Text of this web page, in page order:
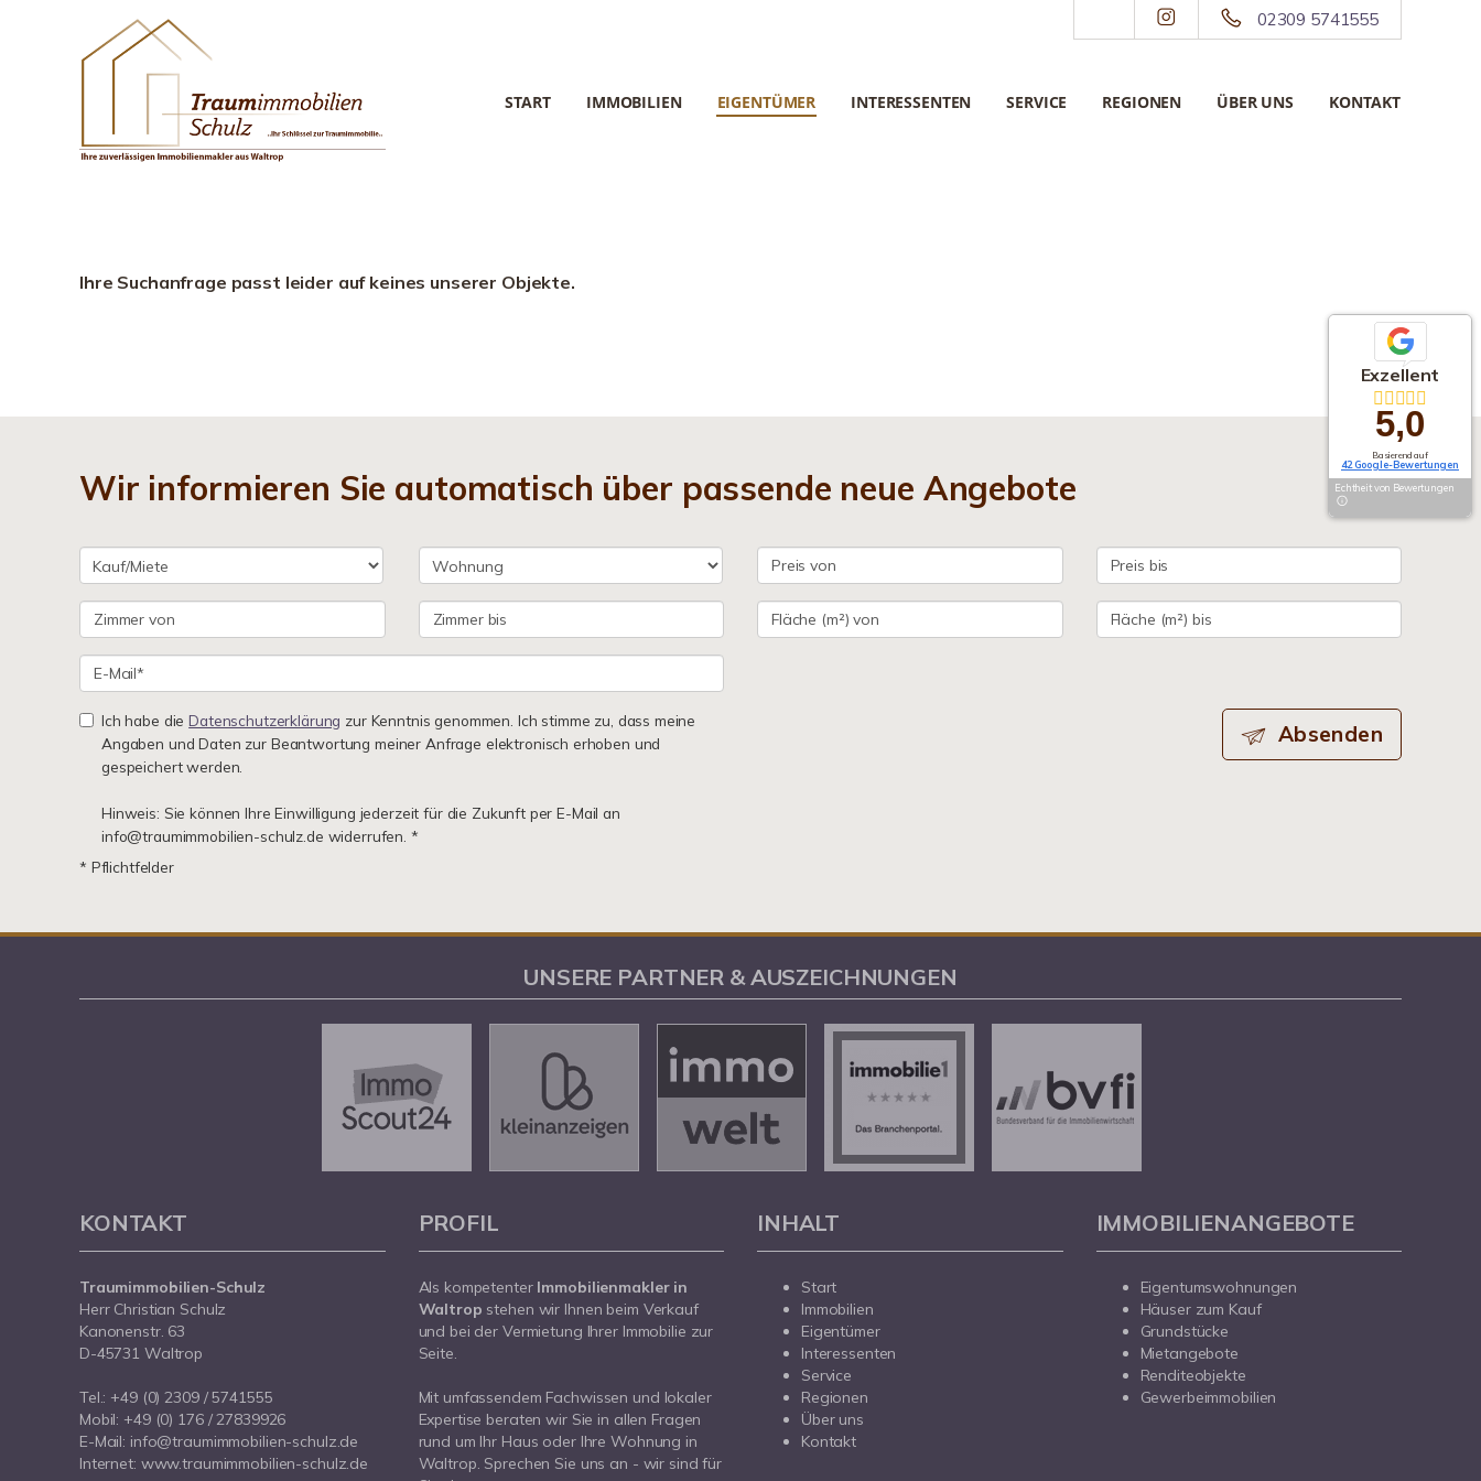
02309 5741555
START IMMOBILIEN EIGENTÜMER INTERESSENTEN SERVICE REGIONEN ÜBER UNS KONTAKT
Ihre Suchanfrage passt leider auf keines unserer Objekte.
Wir informieren Sie automatisch über passende neue Angebote
Ich habe dieDatenschutzerklärung zur Kenntnis genommen. Ich stimme zu, dass meine
Angaben und Daten zur Beantwortung meiner Anfrage elektronisch erhoben und
gespeichert werden.
Hinweis: Sie können Ihre Einwilligung jederzeit für die Zukunft per E-Mail an
info@traumimmobilien-schulz.de widerrufen. *
* Pflichtfelder
Absenden
Exzellent
5,0
Basierend auf
42 Google-Bewertungen
Echtheit von Bewertungen
UNSERE PARTNER & AUSZEICHNUNGEN
KONTAKT
Traumimmobilien-Schulz
Herr Christian Schulz
Kanonenstr. 63
D-45731 Waltrop
Tel.: +49 (0) 2309 / 5741555
Mobil: +49 (0) 176 / 27839926
E-Mail: info@traumimmobilien-schulz.de
Internet: www.traumimmobilien-schulz.de
PROFIL
Als kompetenter Immobilienmakler in
Waltrop stehen wir Ihnen beim Verkauf
und bei der Vermietung Ihrer Immobilie zur
Seite.
Mit umfassendem Fachwissen und lokaler
Expertise beraten wir Sie in allen Fragen
rund um Ihr Haus oder Ihre Wohnung in
Waltrop. Sprechen Sie uns an - wir sind für
INHALT
Start
Immobilien
Eigentümer
Interessenten
Service
Regionen
Über uns
Kontakt
IMMOBILIENANGEBOTE
Eigentumswohnungen
Häuser zum Kauf
Grundstücke
Mietangebote
Renditeobjekte
Gewerbeimmobilien